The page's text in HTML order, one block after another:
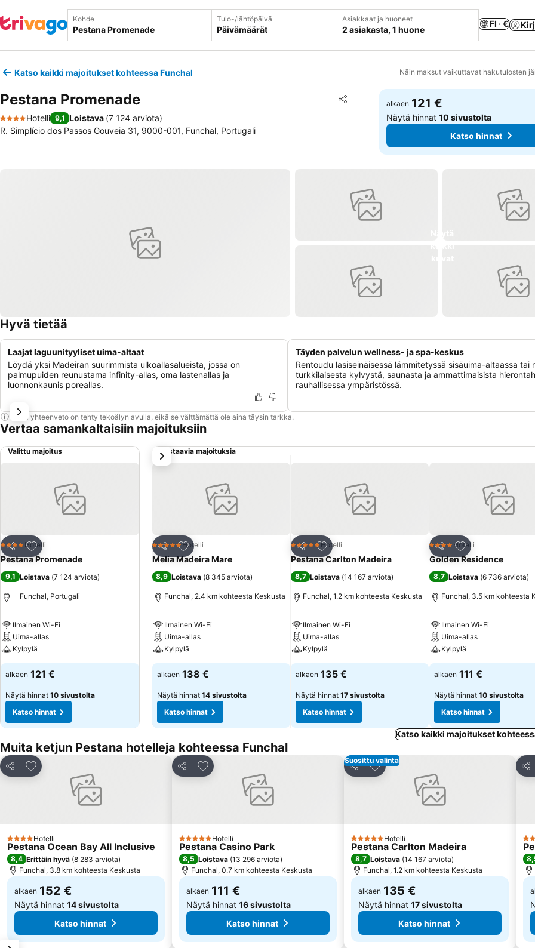
Kohde Tulo-/lähtöpäivä
Päivämäärät
Asiakkaat ja huoneet
2 asiakasta, 1 huone
FI · €
Katso kaikki majoitukset kohteessa Funchal Näin maksut vaikuttavat hakutulosten
Pestana Promenade Jaa
Lisää suosikkeihin
4 Tähtiluokitus
Hotelli 9,1 Loistava (7 124 arviota)
R. Simplício dos Passos Gouveia 31, 9000-001, Funchal, Portugali
alkaen 121 €
Näytä hinnat10 sivustolta
Katso hinnat
Hyvä tietää
Laajat laguunityyliset uima-altaat
Löydä yksi Madeiran suurimmista ulkoallasalueista, jossa on
palmupuiden reunustama infinity-allas, oma lastenallas ja
luonnonkaunis poreallas.
Täyden palvelun wellness- ja spa-keskus
Rentoudu lasiseinäisessä lämmitetyssä sisäuima-altaassa tai
turkkilaisesta kylvystä, saunasta ja ammattimaisista
rauhallisessa ympäristössä.
Tämä yhteenveto on tehty tekoälyn avulla, eikä se välttämättä ole aina täysin tarkka.
Vertaa samankaltaisiin majoituksiin
Valittu majoitus
Jaa
Lisää suosikkeihin
4 Tähtiluokitus
Hotelli
Pestana Promenade
9,1 Loistava (7 124 arviota)
Funchal, Portugali
Ilmainen Wi-Fi
Uima-allas
Kylpylä
alkaen 121 €
Näytä hinnat 10 sivustolta
Katso hinnat
Vastaavia majoituksia
Jaa
Lisää suosikkeihin
5 Tähtiluokitus
Hotelli
Melia Madeira Mare
8,9 Loistava (8 345 arviota)
Funchal, 2.4 km kohteesta Keskusta
Ilmainen Wi-Fi
Uima-allas
Kylpylä
alkaen 138 €
Näytä hinnat 14 sivustolta
Katso hinnat
Jaa
Lisää suosikkeihin
5 Tähtiluokitus
Hotelli
Pestana Carlton Madeira
8,7 Loistava (14 167 arviota)
Funchal, 1.2 km kohteesta Keskusta
Ilmainen Wi-Fi
Uima-allas
Kylpylä
alkaen 135 €
Näytä hinnat 17 sivustolta
Katso hinnat
Jaa
Lisää suosikkeihin
4 Tähtiluokitus
Hotelli
Golden Residence
8,7 Loistava (6 736 arviota)
Funchal, 3.5 km kohteesta
Ilmainen Wi-Fi
Uima-allas
Kylpylä
alkaen 111 €
Näytä hinnat 10 sivustolta
Katso hinnat
seuraava
Katso kaikki majoitukset
Muita ketjun Pestana hotelleja kohteessa Funchal
Jaa
Lisää suosikkeihin
4 Tähtiluokitus
Hotelli
Pestana Ocean Bay All Inclusive
8,4 Erittäin hyvä (8 283 arviota)
Funchal, 3.8 km kohteesta Keskusta
alkaen 152 €
Näytä hinnat 14 sivustolta
Katso hinnat
Jaa
Lisää suosikkeihin
5 Tähtiluokitus
Hotelli
Pestana Casino Park
8,5 Loistava (13 296 arviota)
Funchal, 0.7 km kohteesta Keskusta
alkaen 111 €
Näytä hinnat 16 sivustolta
Katso hinnat
Suosittu valinta
Jaa
Lisää suosikkeihin
5 Tähtiluokitus
Hotelli
Pestana Carlton Madeira
8,7 Loistava (14 167 arviota)
Funchal, 1.2 km kohteesta Keskusta
alkaen 135 €
Näytä hinnat 17 sivustolta
Katso hinnat
Jaa
5